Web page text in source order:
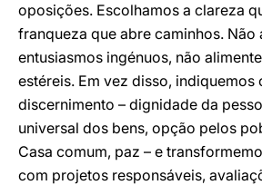
oposições. Escolhamos a clareza
franqueza que abre caminhos. Não
entusiasmos ingénuos, não
estéreis. Em vez disso, indiquemos
discernimento – dignidade da
universal dos bens, opção pelos
Casa comum, paz – e
com projetos responsáveis,